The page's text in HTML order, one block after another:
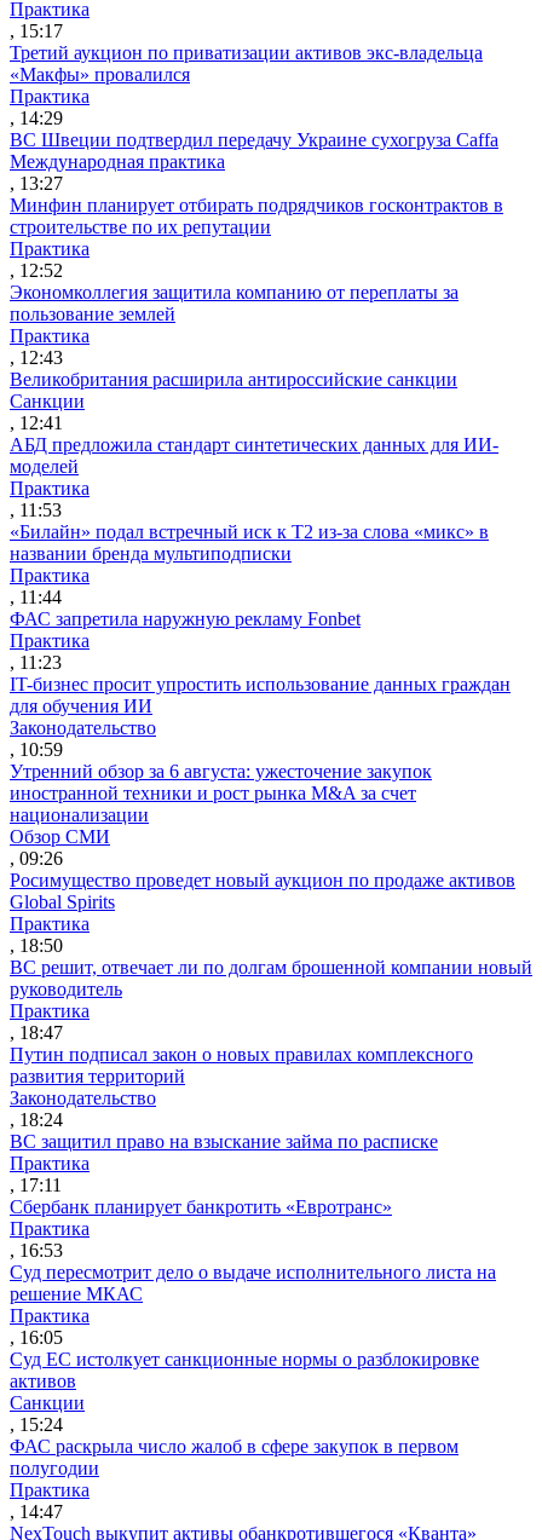
Практика
, 15:17
Третий аукцион по приватизации активов экс-владельца
«Макфы» провалился
Практика
, 14:29
ВС Швеции подтвердил передачу Украине сухогруза Caffa
Международная практика
, 13:27
Минфин планирует отбирать подрядчиков госконтрактов в
строительстве по их репутации
Практика
, 12:52
Экономколлегия защитила компанию от переплаты за
пользование землей
Практика
, 12:43
Великобритания расширила антироссийские санкции
Санкции
, 12:41
АБД предложила стандарт синтетических данных для ИИ-
моделей
Практика
, 11:53
«Билайн» подал встречный иск к Т2 из-за слова «микс» в
названии бренда мультиподписки
Практика
, 11:44
ФАС запретила наружную рекламу Fonbet
Практика
, 11:23
IT-бизнес просит упростить использование данных граждан
для обучения ИИ
Законодательство
, 10:59
Утренний обзор за 6 августа: ужесточение закупок
иностранной техники и рост рынка M&A за счет
национализации
Обзор СМИ
, 09:26
Росимущество проведет новый аукцион по продаже активов
Global Spirits
Практика
, 18:50
ВС решит, отвечает ли по долгам брошенной компании новый
руководитель
Практика
, 18:47
Путин подписал закон о новых правилах комплексного
развития территорий
Законодательство
, 18:24
ВС защитил право на взыскание займа по расписке
Практика
, 17:11
Сбербанк планирует банкротить «Евротранс»
Практика
, 16:53
Суд пересмотрит дело о выдаче исполнительного листа на
решение МКАС
Практика
, 16:05
Суд ЕС истолкует санкционные нормы о разблокировке
активов
Санкции
, 15:24
ФАС раскрыла число жалоб в сфере закупок в первом
полугодии
Практика
, 14:47
NexTouch выкупит активы обанкротившегося «Кванта»